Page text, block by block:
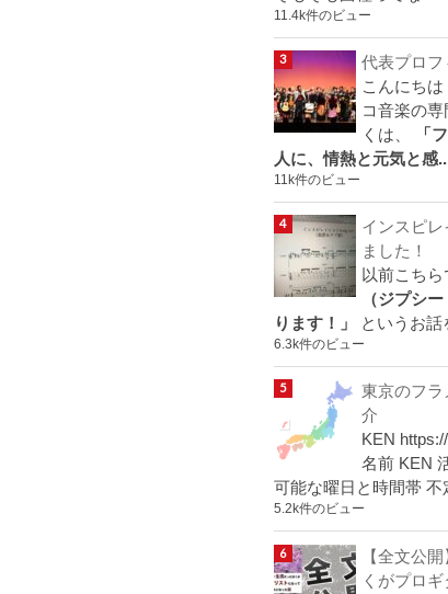
11.4k件のビュー
代表プロフ
こんにち
コ音楽の
くは、
「
人に、情熱と元気と感
11k件のビュー
インスピ
ました！
以前こちら
（ジプシ
ります！」
というお話
6.3k件のビュー
東京のフラ
介
KEN
名前 KEN
可能な曜日と時間帯
5.2k件のビュー
【全文公
くがプロ